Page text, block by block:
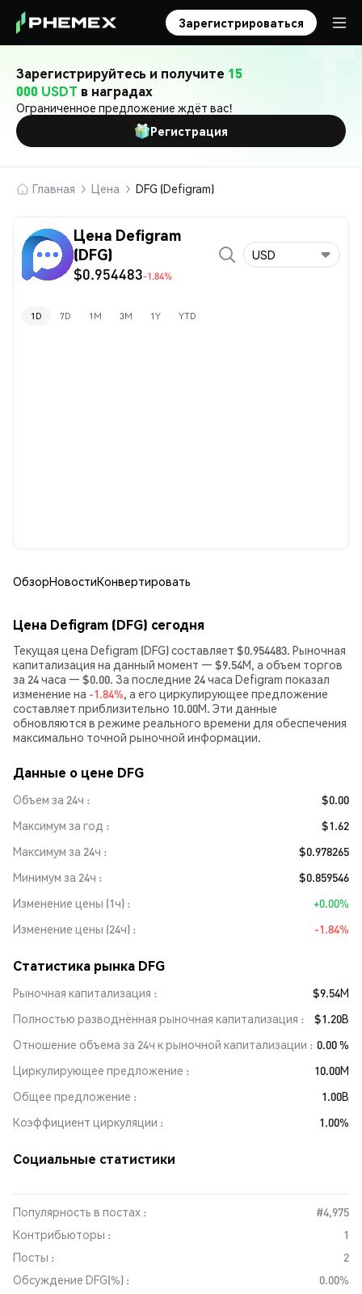
Зарегистрироваться
Зарегистрируйтесь и получите 15
000 USDT в наградах
Ограниченное предложение ждёт вас!
Регистрация
Главная Цена DFG (Defigram)
Цена Defigram
(DFG)
$0.954483-1.84%
USD
1D 7D 1M 3M 1Y YTD
ОбзорНовостиКонвертировать
Цена Defigram (DFG) сегодня
Текущая цена Defigram (DFG) составляет $0.954483. Рыночная
капитализация на данный момент — $9.54M, а объем торгов
за 24 часа — $0.00. За последние 24 часа Defigram показал
изменение на -1.84%, а его циркулирующее предложение
составляет приблизительно 10.00M. Эти данные
обновляются в режиме реального времени для обеспечения
максимально точной рыночной информации.
Данные о цене DFG
Объем за 24ч
$0.00
Максимум за год
$1.62
Максимум за 24ч
$0.978265
Минимум за 24ч
$0.859546
Изменение цены (1ч)
+0.00%
Изменение цены (24ч)
-1.84%
Статистика рынка DFG
Рыночная капитализация
$9.54M
Полностью разводнённая рыночная капитализация
$1.20B
Отношение объема за 24ч к рыночной капитализации
0.00 %
Циркулирующее предложение
10.00M
Общее предложение
1.00B
Коэффициент циркуляции
1.00%
Социальные статистики
Популярность в постах :
#4,975
Контрибьюторы :
1
Посты :
2
Обсуждение DFG(%) :
0.00%